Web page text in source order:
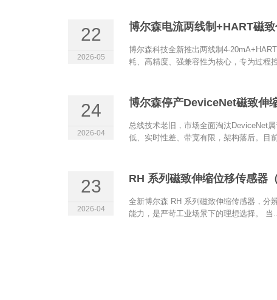
22
2026-05
博尔森科技全新推出两线制4-
耗、高精度、强兼容性为核心，专为过程
24
2026-04
博尔森停产DeviceNet磁致伸
总线技术老旧，市场全面淘汰DeviceNet
低、实时性差、带宽有限，架构落后。目
23
2026-04
RH 系列磁致伸缩位移传感器
全新博尔森 RH 系列磁致伸缩传感器，分
能力，是严苛工业场景下的理想选择。 当